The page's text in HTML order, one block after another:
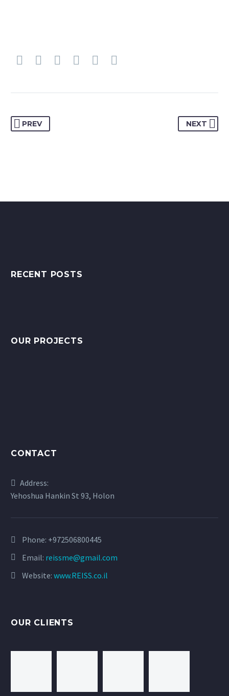
PREV NEXT
RECENT POSTS
OUR PROJECTS
CONTACT
Address:
Yehoshua Hankin St 93, Holon
Phone: +972506800445
Email: reissme@gmail.com
Website: www.REISS.co.il
OUR CLIENTS